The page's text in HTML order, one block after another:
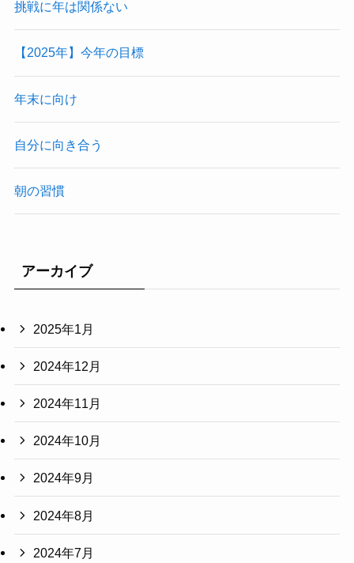
挑戦に年は関係ない
【2025年】今年の目標
年末に向け
自分に向き合う
朝の習慣
アーカイブ
2025年1月
2024年12月
2024年11月
2024年10月
2024年9月
2024年8月
2024年7月